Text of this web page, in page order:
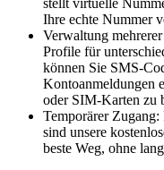
stellt virtuelle
Ihre echte Nummer
Verwaltung
Profile für
können Sie SMS-
Kontoanmeldungen
oder SIM-Karten zu
Temporärer
sind unsere
beste Weg, ohne